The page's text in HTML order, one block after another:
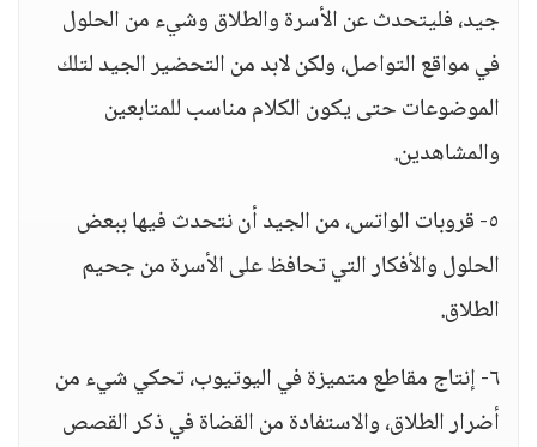
جيد، فليتحدث عن الأسرة والطلاق وشيء من الحلول
في مواقع التواصل، ولكن لابد من التحضير الجيد لتلك
الموضوعات حتى يكون الكلام مناسب للمتابعين
والمشاهدين.
٥- قروبات الواتس، من الجيد أن نتحدث فيها ببعض
الحلول والأفكار التي تحافظ على الأسرة من جحيم
الطلاق.
٦- إنتاج مقاطع متميزة في اليوتيوب، تحكي شيء من
أضرار الطلاق، والاستفادة من القضاة في ذكر القصص